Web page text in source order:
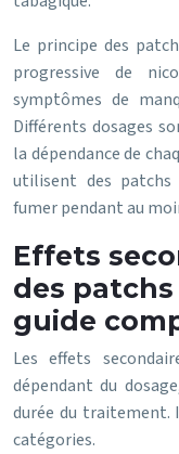
Le principe des
progressive de
symptômes de
Différents dosages
la dépendance de
utilisent des patchs
fumer pendant au
Effets
des
guide
Les effets
dépendant du
durée du traitement.
catégories.